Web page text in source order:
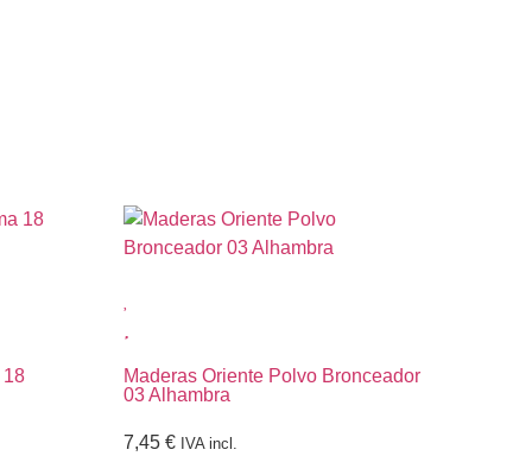
18
Maderas Oriente Polvo Bronceador
03 Alhambra
7,45 € IVA incl.